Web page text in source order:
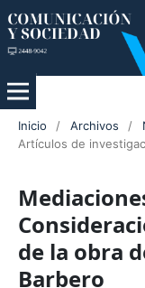
Inicio / Archivos /
Artículos de
de la obra
Barbero